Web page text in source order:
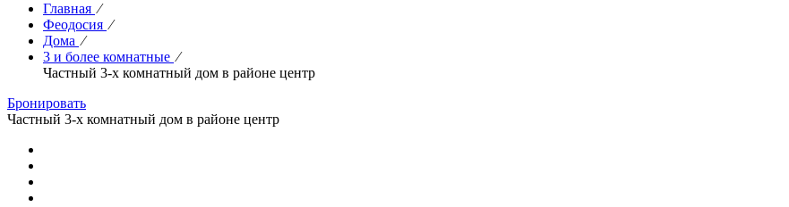
Главная ⁄
Феодосия ⁄
Дома ⁄
3 и более комнатные ⁄
Частный 3-х комнатный дом в районе центр
Бронировать
Частный 3-х комнатный дом в районе центр